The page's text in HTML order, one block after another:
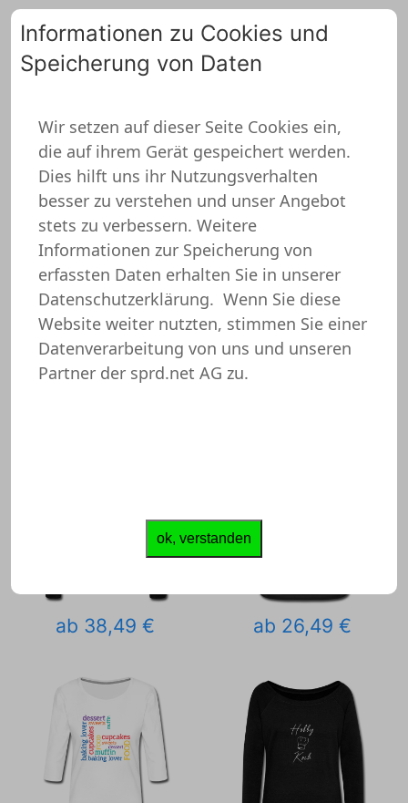
Kochen Langarmshirt
ab 38,49 € ab 26,49 €
Informationen zu Cookies und
Speicherung von Daten
Wir setzen auf dieser Seite Cookies ein,
die auf ihrem Gerät gespeichert werden.
Dies hilft uns ihr Nutzungsverhalten
besser zu verstehen und unser Angebot
stets zu verbessern. Weitere
Informationen zur Speicherung von
erfassten Daten erhalten Sie in unserer
Datenschutzerklärung. Wenn Sie diese
Website weiter nutzten, stimmen Sie einer
Datenverarbeitung von uns und unseren
Partner der sprd.net AG zu.
ok, verstanden